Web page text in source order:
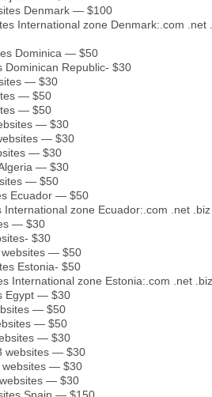
Denmark — $100
International zone Denmark:.com
Dominica — $50
Dominican Republic- $30
— $30
— $50
— $50
— $30
— $30
— $30
— $30
— $50
Ecuador — $50
International zone Ecuador:.com .net
— $30
$30
websites — $50
Estonia- $50
International zone Estonia:.com .net
Egypt — $30
— $50
— $50
— $30
websites — $30
websites — $30
— $30